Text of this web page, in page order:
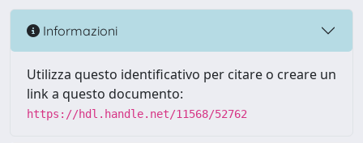
Informazioni
Utilizza questo identificativo per citare o creare un
link a questo documento:
https://hdl.handle.net/11568/52762